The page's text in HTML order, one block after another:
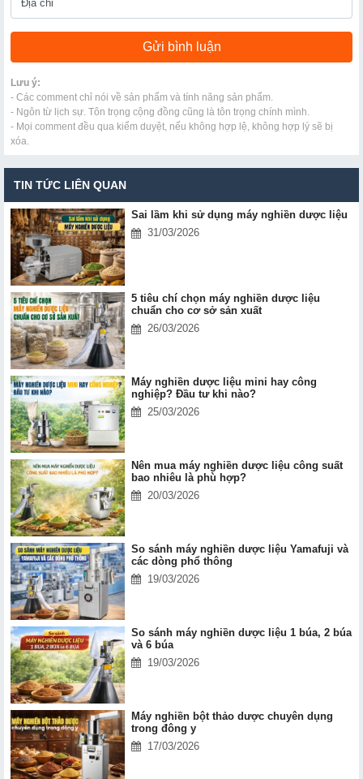
Lưu ý:
- Các comment chỉ nói về sản phẩm và tính năng sản phẩm.
- Ngôn từ lịch sự. Tôn trọng cộng đồng cũng là tôn trọng chính mình.
- Mọi comment đều qua kiểm duyệt, nếu không hợp lệ, không hợp lý sẽ bị
xóa.
TIN TỨC LIÊN QUAN
Sai lầm khi sử dụng máy nghiền dược liệu
31/03/2026
5 tiêu chí chọn máy nghiền dược liệu
chuẩn cho cơ sở sản xuất
26/03/2026
Máy nghiền dược liệu mini hay công
nghiệp? Đầu tư khi nào?
25/03/2026
Nên mua máy nghiền dược liệu công suất
bao nhiêu là phù hợp?
20/03/2026
So sánh máy nghiền dược liệu Yamafuji và
các dòng phổ thông
19/03/2026
So sánh máy nghiền dược liệu 1 búa, 2 búa
và 6 búa
19/03/2026
Máy nghiền bột thảo dược chuyên dụng
trong đông y
17/03/2026